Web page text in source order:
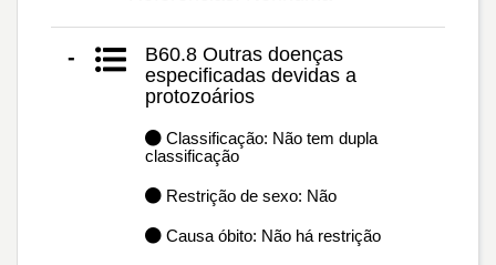
-
B60.8 Outras doenças
especificadas devidas a
protozoários
Classificação: Não tem dupla
classificação
Restrição de sexo: Não
Causa óbito: Não há restrição